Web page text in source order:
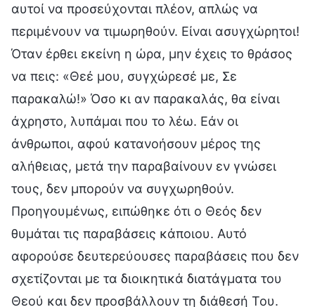
αυτοί να προσεύχονται πλέον, απλώς να
περιμένουν να τιμωρηθούν. Είναι ασυγχώρητοι!
Όταν έρθει εκείνη η ώρα, μην έχεις το θράσος
να πεις: «Θεέ μου, συγχώρεσέ με, Σε
παρακαλώ!» Όσο κι αν παρακαλάς, θα είναι
άχρηστο, λυπάμαι που το λέω. Εάν οι
άνθρωποι, αφού κατανοήσουν μέρος της
αλήθειας, μετά την παραβαίνουν εν γνώσει
τους, δεν μπορούν να συγχωρηθούν.
Προηγουμένως, ειπώθηκε ότι ο Θεός δεν
θυμάται τις παραβάσεις κάποιου. Αυτό
αφορούσε δευτερεύουσες παραβάσεις που δεν
σχετίζονται με τα διοικητικά διατάγματα του
Θεού και δεν προσβάλλουν τη διάθεσή Του.